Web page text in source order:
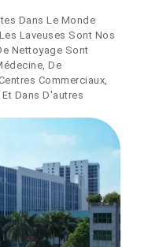
Dans Le Monde
Laveuses Sont Nos
Nettoyage Sont
De
Commerciaux,
Dans D'autres